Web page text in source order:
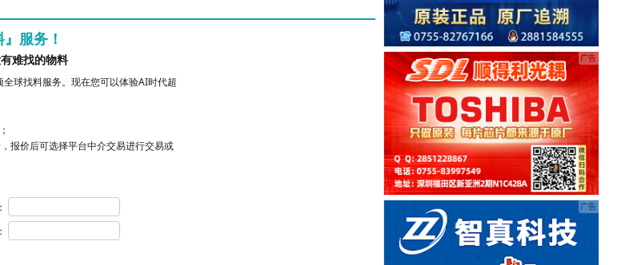
服务！
难找的物料
球找料服务。现在您可以体验AI时代超
报价后可选择平台中介交易进行交易或